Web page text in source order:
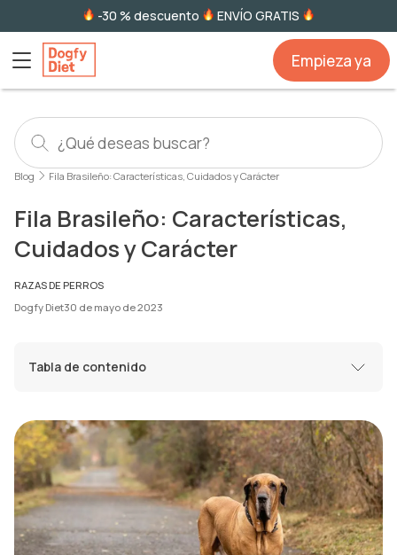
-30 % descuento ENVÍO GRATIS
Empieza ya
Blog Fila Brasileño: Características, Cuidados y Carácter
Fila Brasileño: Características,
Cuidados y Carácter
RAZAS DE PERROS
Dogfy Diet30 de mayo de 2023
Tabla de contenido